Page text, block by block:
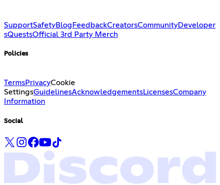
SupportSafetyBlog FeedbackCreatorsCommunityDeveloper
sQuestsOfficial 3rd Party Merch
Policies
TermsPrivacyCookie
SettingsGuidelinesAcknowledgementsLicensesCompany
Information
Social